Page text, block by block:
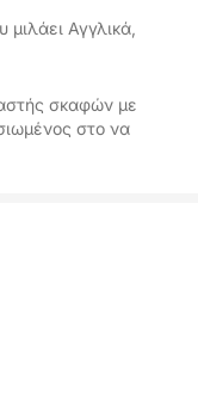
Αγγλικά,
σκαφών με
στο να